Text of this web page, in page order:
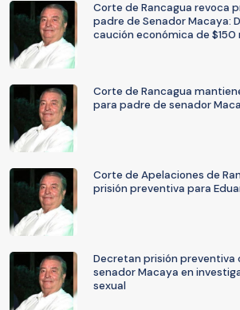
Corte de Rancagua revoca
padre de Senador Macaya:
caución económica de $150
Corte de Rancagua
para padre de senador
Corte de Apelaciones de
prisión preventiva para
Decretan prisión preventiva
senador Macaya en
sexual